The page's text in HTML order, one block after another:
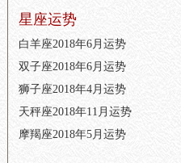
星座运势
白羊座2018年6月运势
双子座2018年6月运势
狮子座2018年4月运势
天秤座2018年11月运势
摩羯座2018年5月运势